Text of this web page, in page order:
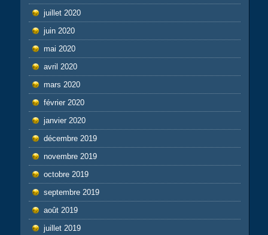
juillet 2020
juin 2020
mai 2020
avril 2020
mars 2020
février 2020
janvier 2020
décembre 2019
novembre 2019
octobre 2019
septembre 2019
août 2019
juillet 2019